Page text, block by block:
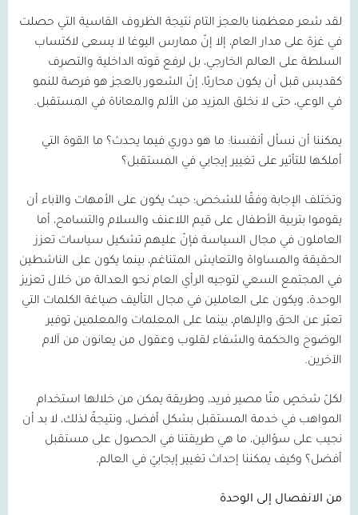
لقد شعر معظمنا بالعجز التام نتيجة الظروف القاسية التي حصلت
في غزة على مدار العام، إلا إنّ ممارس اليوغا لا يسعى لاكتساب
السلطة على العالم الخارجي، بل لرفع قوته الداخلية والتصرف
كقديس قبل أن يكون محاربًا، إنّ الشعور بالعجز هو فرصة للنمو
في الوعي، حتى لا نخلق المزيد من الألم والمعاناة في المستقبل.
يمكننا أن نسأل أنفسنا: ما هو دوري فيما يحدث؟ ما القوة التي
أملكها للتأثير على تغيير إيجابي في المستقبل؟
وتختلف الإجابة وفقًا للشخص؛ حيث يكون على الأمهات والآباء أن
يقوموا بتربية الأطفال على قيم اللاعنف والسلام والتسامح، أما
العاملون في مجال السياسة فإنّ عليهم تشكيل سياسات تعزز
الحقيقة والمساواة والتعايش المتناغم، بينما يكون على الناشطين
في المجتمع السعي لتوجيه الرأي العام نحو العدالة من خلال تعزيز
الوحدة، ويكون على العاملين في مجال التأليف صياغة الكلمات التي
تعبّر عن الحق والإلهام، بينما على المعلمات والمعلمين توفير
الوضوح والحكمة والشفاء لقلوب وعقول من يعانون من آلام
الآخرين.
لكلّ شخصٍ منّا مصير فريد، وطريقة يمكن من خلالها استخدام
المواهب في خدمة المستقبل بشكل أفضل، ونتيجةً لذلك، لا بد أن
نجيب على سؤالين، ما هي طريقتنا في الحصول على مستقبل
أفضل؟ وكيف يمكننا إحداث تغيير إيجابيّ في العالم.
من الانفصال إلى الوحدة